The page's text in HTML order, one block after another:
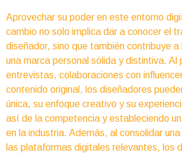
Aprovechar su poder en este entorno
cambio no solo implica dar a conocer el
diseñador, sino que también contribuye
una marca personal sólida y distintiva. Al
entrevistas, colaboraciones con
contenido original, los diseñadores
única, su enfoque creativo y su
así de la competencia y estableciendo
en la industria. Además, al consolidar
las plataformas digitales relevantes, los